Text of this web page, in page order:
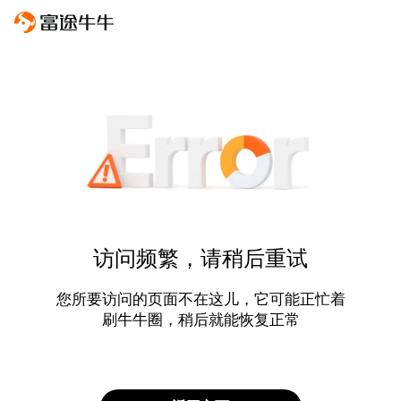
访问频繁，请稍后重试
您所要访问的页面不在这儿，它可能正忙着
刷牛牛圈，稍后就能恢复正常